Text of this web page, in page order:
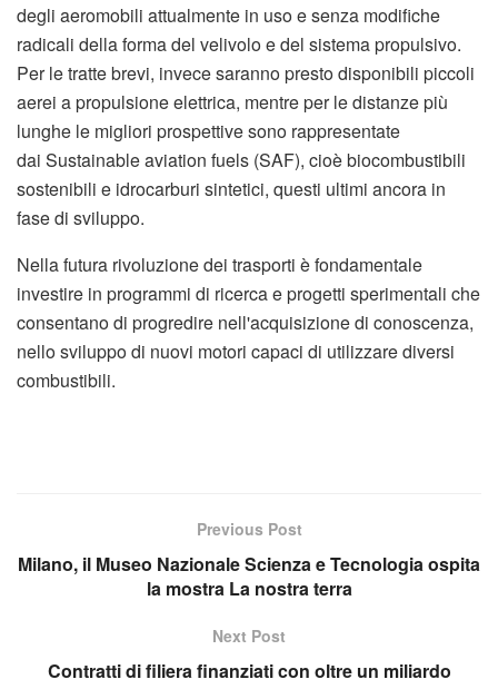
degli aeromobili attualmente in uso e senza modifiche
radicali della forma del velivolo e del sistema propulsivo.
Per le tratte brevi, invece saranno presto disponibili piccoli
aerei a propulsione elettrica, mentre per le distanze più
lunghe le migliori prospettive sono rappresentate
dai Sustainable aviation fuels (SAF), cioè biocombustibili
sostenibili e idrocarburi sintetici, questi ultimi ancora in
fase di sviluppo.
Nella futura rivoluzione dei trasporti è fondamentale
investire in programmi di ricerca e progetti sperimentali che
consentano di progredire nell'acquisizione di conoscenza,
nello sviluppo di nuovi motori capaci di utilizzare diversi
combustibili.
Previous Post
Milano, il Museo Nazionale Scienza e Tecnologia ospita
la mostra La nostra terra
Next Post
Contratti di filiera finanziati con oltre un miliardo